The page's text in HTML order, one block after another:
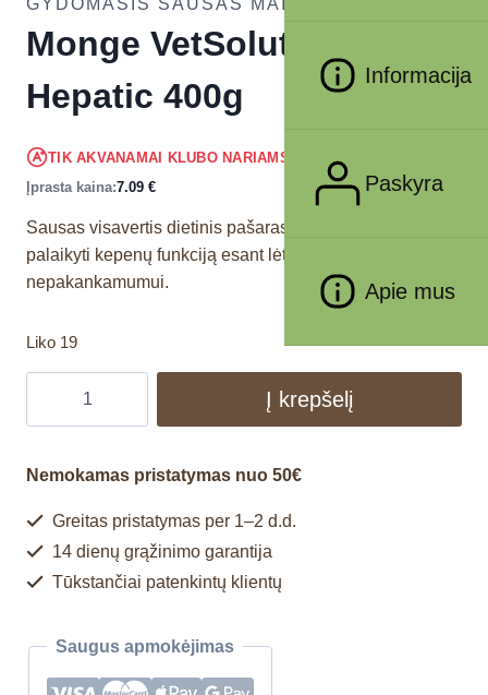
Informacija
Paskyra
Apie mus
GYDOMASIS SAUSAS MAISTAS KATĖMS
Monge VetSolution Cat
Hepatic 400g
TIK AKVANAMAI KLUBO NARIAMS 6.74
Įprasta kaina:7.09 €
Sausas visavertis dietinis pašaras katėms, skirtas
palaikyti kepenų funkciją esant lėtiniam kepenų
nepakankamumui.
Liko 19
Į krepšelį
Nemokamas pristatymas nuo 50€
Greitas pristatymas per 1–2 d.d.
14 dienų grąžinimo garantija
Tūkstančiai patenkintų klientų
Saugus apmokėjimas